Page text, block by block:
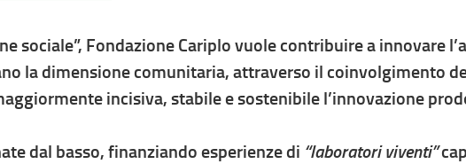
sociale”, Fondazione Cariplo vuole contribuire a innovare
la dimensione comunitaria, attraverso il coinvolgimento
incisiva, stabile e sostenibile l’innovazione
dal basso, finanziando esperienze di “laboratori viventi”